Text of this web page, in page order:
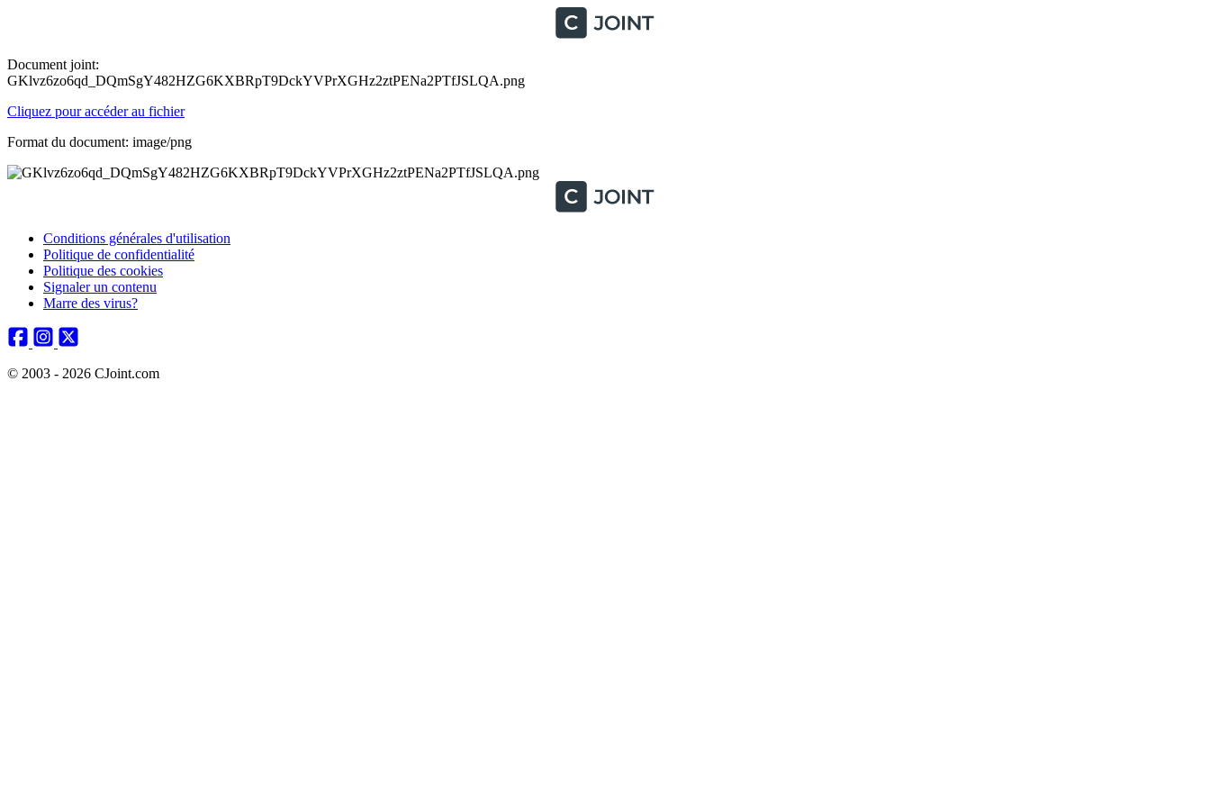
Document joint:
GKlvz6zo6qd_DQmSgY482HZG6KXBRpT9DckYVPrXGHz2ztPENa2PTfJSLQA.png
Cliquez pour accéder au fichier
Format du document: image/png
Conditions générales d'utilisation
Politique de confidentialité
Politique des cookies
Signaler un contenu
Marre des virus?
© 2003 - 2026 CJoint.com